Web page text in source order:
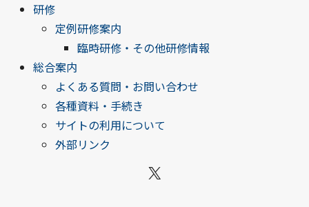
研修
定例研修案内
臨時研修・その他研修情報
総合案内
よくある質問・お問い合わせ
各種資料・手続き
サイトの利用について
外部リンク
X